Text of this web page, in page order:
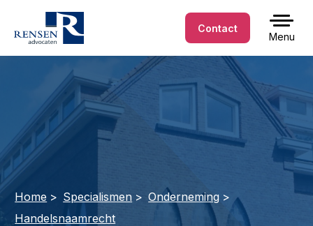
Contact
Menu
Home Specialismen
Onderneming
Handelsnaamrecht